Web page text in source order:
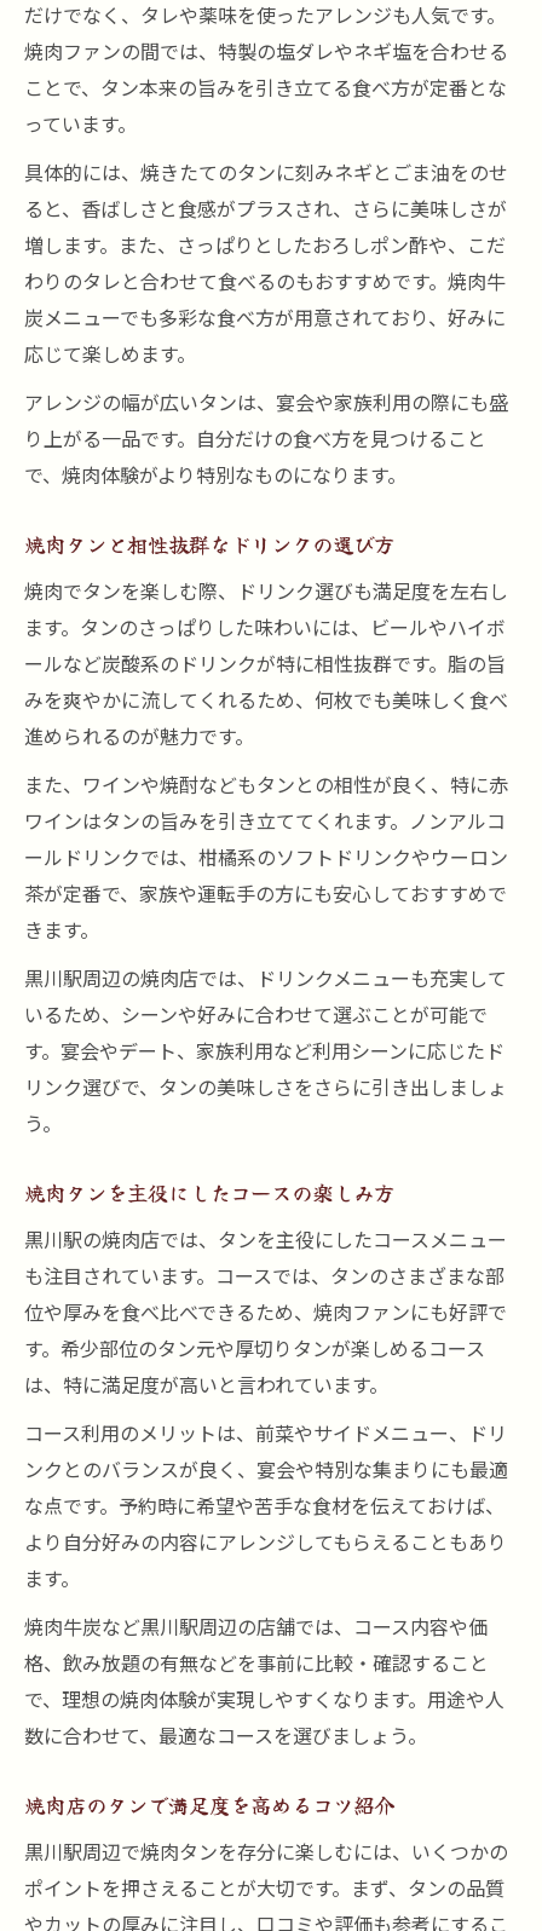
だけでなく、タレや薬味を使ったアレンジも人気です。
焼肉ファンの間では、特製の塩ダレやネギ塩を合わせる
ことで、タン本来の旨みを引き立てる食べ方が定番とな
っています。
具体的には、焼きたてのタンに刻みネギとごま油をのせ
ると、香ばしさと食感がプラスされ、さらに美味しさが
増します。また、さっぱりとしたおろしポン酢や、こだ
わりのタレと合わせて食べるのもおすすめです。焼肉牛
炭メニューでも多彩な食べ方が用意されており、好みに
応じて楽しめます。
アレンジの幅が広いタンは、宴会や家族利用の際にも盛
り上がる一品です。自分だけの食べ方を見つけること
で、焼肉体験がより特別なものになります。
焼肉タンと相性抜群なドリンクの選び方
焼肉でタンを楽しむ際、ドリンク選びも満足度を左右し
ます。タンのさっぱりした味わいには、ビールやハイボ
ールなど炭酸系のドリンクが特に相性抜群です。脂の旨
みを爽やかに流してくれるため、何枚でも美味しく食べ
進められるのが魅力です。
また、ワインや焼酎などもタンとの相性が良く、特に赤
ワインはタンの旨みを引き立ててくれます。ノンアルコ
ールドリンクでは、柑橘系のソフトドリンクやウーロン
茶が定番で、家族や運転手の方にも安心しておすすめで
きます。
黒川駅周辺の焼肉店では、ドリンクメニューも充実して
いるため、シーンや好みに合わせて選ぶことが可能で
す。宴会やデート、家族利用など利用シーンに応じたド
リンク選びで、タンの美味しさをさらに引き出しましょ
う。
焼肉タンを主役にしたコースの楽しみ方
黒川駅の焼肉店では、タンを主役にしたコースメニュー
も注目されています。コースでは、タンのさまざまな部
位や厚みを食べ比べできるため、焼肉ファンにも好評で
す。希少部位のタン元や厚切りタンが楽しめるコース
は、特に満足度が高いと言われています。
コース利用のメリットは、前菜やサイドメニュー、ドリ
ンクとのバランスが良く、宴会や特別な集まりにも最適
な点です。予約時に希望や苦手な食材を伝えておけば、
より自分好みの内容にアレンジしてもらえることもあり
ます。
焼肉牛炭など黒川駅周辺の店舗では、コース内容や価
格、飲み放題の有無などを事前に比較・確認すること
で、理想の焼肉体験が実現しやすくなります。用途や人
数に合わせて、最適なコースを選びましょう。
焼肉店のタンで満足度を高めるコツ紹介
黒川駅周辺で焼肉タンを存分に楽しむには、いくつかの
ポイントを押さえることが大切です。まず、タンの品質
やカットの厚みに注目し、口コミや評価も参考にするこ